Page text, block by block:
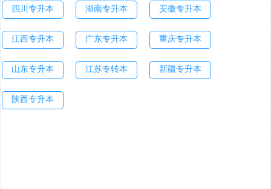
四川专升本 湖南专升本 安徽专升本
江西专升本 广东专升本 重庆专升本
山东专升本 江苏专转本 新疆专升本
陕西专升本